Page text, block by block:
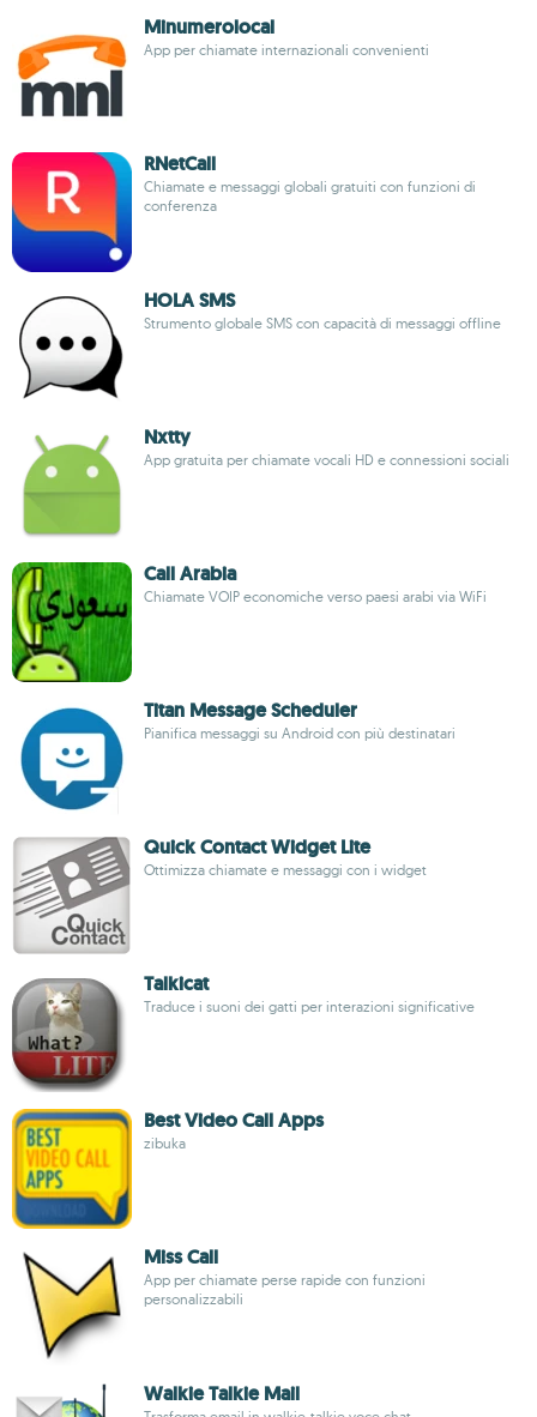
Minumerolocal
App per chiamate internazionali convenienti
RNetCall
Chiamate e messaggi globali gratuiti con funzioni di
conferenza
HOLA SMS
Strumento globale SMS con capacità di messaggi offline
Nxtty
App gratuita per chiamate vocali HD e connessioni sociali
Call Arabia
Chiamate VOIP economiche verso paesi arabi via WiFi
Titan Message Scheduler
Pianifica messaggi su Android con più destinatari
Quick Contact Widget Lite
Ottimizza chiamate e messaggi con i widget
Talkicat
Traduce i suoni dei gatti per interazioni significative
Best Video Call Apps
zibuka
Miss Call
App per chiamate perse rapide con funzioni
personalizzabili
Walkie Talkie Mail